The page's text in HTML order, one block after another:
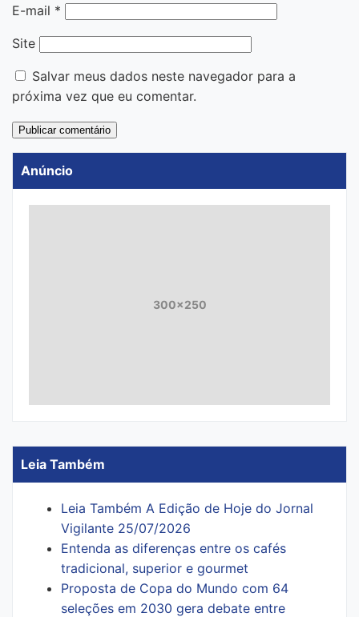
E-mail *
Site
Salvar meus dados neste navegador para a
próxima vez que eu comentar.
Anúncio
300x250
Leia Também
Leia Também A Edição de Hoje do Jornal
Vigilante 25/07/2026
Entenda as diferenças entre os cafés
tradicional, superior e gourmet
Proposta de Copa do Mundo com 64
seleções em 2030 gera debate entre